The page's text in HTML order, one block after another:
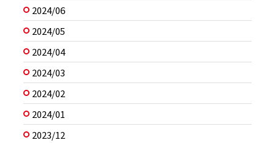
2024/06
2024/05
2024/04
2024/03
2024/02
2024/01
2023/12